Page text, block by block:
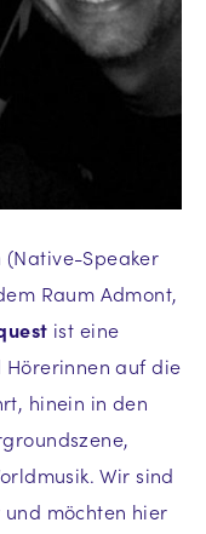
Speaker
Raum Admont,
ist eine
auf die
hinein in den
Wir sind
möchten hier